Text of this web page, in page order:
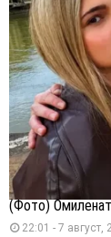
(Фото)
22:01 - 7 август,